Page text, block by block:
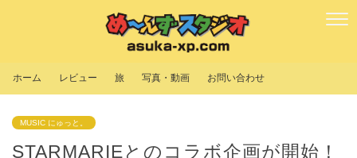
ホーム レビュー 旅 写真・動画 お問い合わせ
MUSIC にゅっと。
STARMARIEとのコラボ企画が開始！